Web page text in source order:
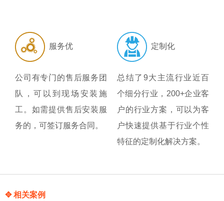
服务优
公司有专门的售后服务团
队，可以到现场安装施
工。如需提供售后安装服
务的，可签订服务合同。
定制化
总结了9大主流行业近百
个细分行业，200+企业客
户的行业方案，可以为客
户快速提供基于行业个性
特征的定制化解决方案。
✥ 相关案例